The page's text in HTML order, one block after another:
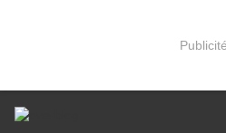
Publicité